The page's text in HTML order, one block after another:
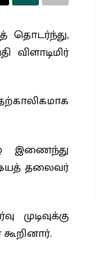
தொடர்ந்து,
இணைந்து
தலைவர்